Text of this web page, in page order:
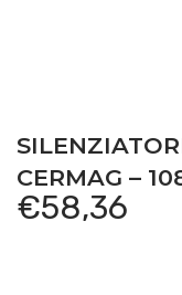
CERMAG –
€58,36